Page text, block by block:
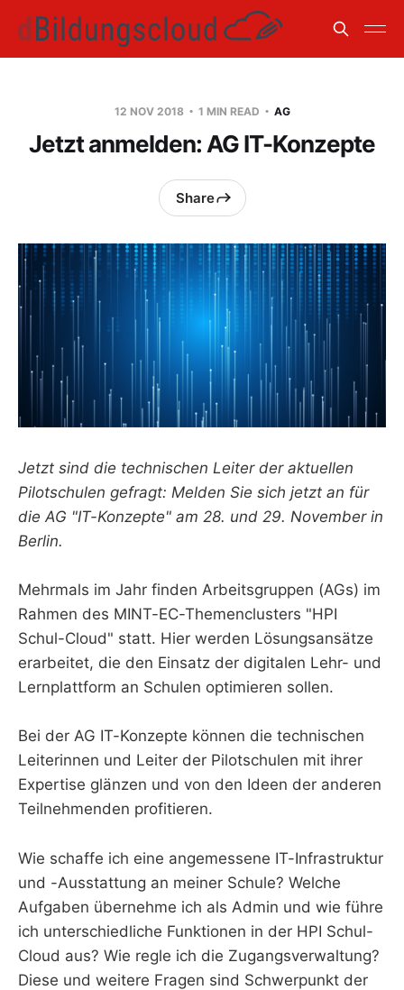
12 NOV 2018 1 MIN READ AG
Jetzt anmelden: AG IT-Konzepte
Share
Jetzt sind die technischen Leiter der aktuellen
Pilotschulen gefragt: Melden Sie sich jetzt an für
die AG "IT-Konzepte" am 28. und 29. November in
Berlin.
Mehrmals im Jahr finden Arbeitsgruppen (AGs) im
Rahmen des MINT-EC-Themenclusters "HPI
Schul-Cloud" statt. Hier werden Lösungsansätze
erarbeitet, die den Einsatz der digitalen Lehr- und
Lernplattform an Schulen optimieren sollen.
Bei der AG IT-Konzepte können die technischen
Leiterinnen und Leiter der Pilotschulen mit ihrer
Expertise glänzen und von den Ideen der anderen
Teilnehmenden profitieren.
Wie schaffe ich eine angemessene IT-Infrastruktur
und -Ausstattung an meiner Schule? Welche
Aufgaben übernehme ich als Admin und wie führe
ich unterschiedliche Funktionen in der HPI Schul-
Cloud aus? Wie regle ich die Zugangsverwaltung?
Diese und weitere Fragen sind Schwerpunkt der